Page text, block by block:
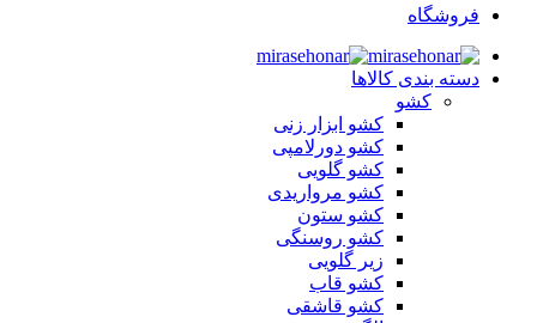
فروشگاه
دسته بندی کالاها
کشو
کشو ابزار زنی
کشو دورلامپی
کشو گلویی
کشو مرواریدی
کشو ستون
کشو روسنگی
زیر گلویی
کشو قاب
کشو قاشقی